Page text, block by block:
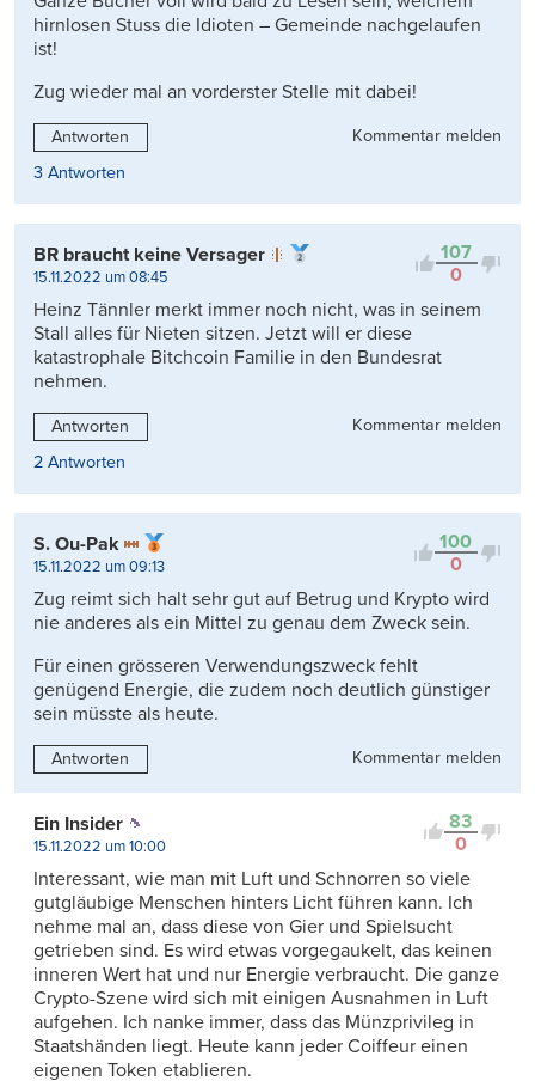
hirnlosen Stuss die Idioten – Gemeinde nachgelaufen
ist!
Zug wieder mal an vorderster Stelle mit dabei!
Antworten
Kommentar melden
3 Antworten
107
0
BR braucht keine Versager
15.11.2022 um 08:45
Heinz Tännler merkt immer noch nicht, was in seinem
Stall alles für Nieten sitzen. Jetzt will er diese
katastrophale Bitchcoin Familie in den Bundesrat
nehmen.
Antworten
Kommentar melden
2 Antworten
100
0
S. Ou-Pak
15.11.2022 um 09:13
Zug reimt sich halt sehr gut auf Betrug und Krypto wird
nie anderes als ein Mittel zu genau dem Zweck sein.
Für einen grösseren Verwendungszweck fehlt
genügend Energie, die zudem noch deutlich günstiger
sein müsste als heute.
Antworten Kommentar melden
83
0
Ein Insider
15.11.2022 um 10:00
Interessant, wie man mit Luft und Schnorren so viele
gutgläubige Menschen hinters Licht führen kann. Ich
nehme mal an, dass diese von Gier und Spielsucht
getrieben sind. Es wird etwas vorgegaukelt, das keinen
inneren Wert hat und nur Energie verbraucht. Die ganze
Crypto-Szene wird sich mit einigen Ausnahmen in Luft
aufgehen. Ich nanke immer, dass das Münzprivileg in
Staatshänden liegt. Heute kann jeder Coiffeur einen
eigenen Token etablieren.